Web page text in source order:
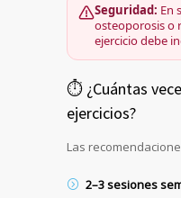
Seguridad: En
osteoporosis o
ejercicio debe
⏱️ ¿Cuántas
ejercicios?
Las
2–3 sesiones